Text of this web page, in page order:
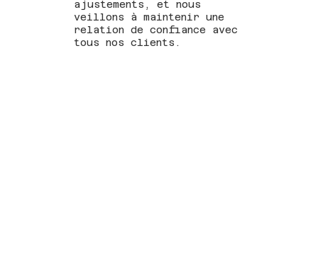
ajustements, et nous
veillons à maintenir une
relation de confiance avec
tous nos clients.